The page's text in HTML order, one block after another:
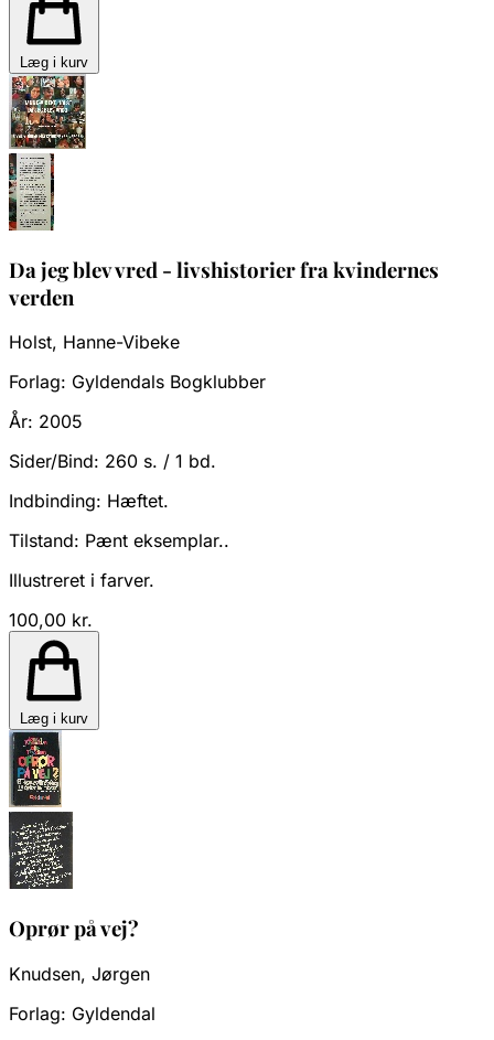
Læg i kurv
Da jeg blev vred - livshistorier fra kvindernes
verden
Holst, Hanne-Vibeke
Forlag: Gyldendals Bogklubber
År: 2005
Sider/Bind: 260 s. / 1 bd.
Indbinding: Hæftet.
Tilstand: Pænt eksemplar..
Illustreret i farver.
100,00 kr.
Læg i kurv
Oprør på vej?
Knudsen, Jørgen
Forlag: Gyldendal